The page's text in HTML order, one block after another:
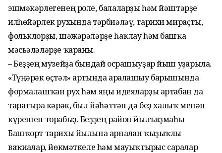
эшмәкәрлегенең роле, балаларҙы һәм йәштәрҙе
илһөйәрлек рухында тәрбиәләү, тарихи мираҫты,
фольклорҙы, шәжәрәләрҙе һаҡлау һәм башҡа
мәсьәләләрҙе ҡараны.
– Беҙҙең музейҙа бындай осрашыуҙар йыш уҙғарыла.
«Түңәрәк өҫтәл» артында аралашыу барышында
формалашҡан рух һәм яңы идеяларҙы артабан да
таратырға кәрәк, был йәһәттән дә беҙ халыҡ менән
күрешеп торабыҙ. Беҙҙең район йылъяҙмаһы
Башҡорт тарихы йылына арналған ҡыҙыҡлы
ваҡиғалар, йөкмәткеле һәм мауыҡтырғыс саралар